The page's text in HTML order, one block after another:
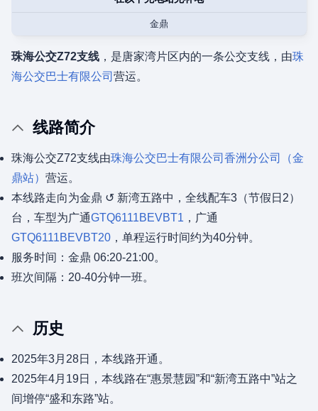
金鼎
珠海公交Z72支线 ，是唐家湾片区内的一条公交支线，由珠
海公交巴士有限公司 营运。
线路简介
珠海公交Z72支线由珠海公交巴士有限公司 香洲分公司（金
鼎站） 营运。
本线路走向为金鼎 ↺ 新湾五路中，全线配车3（节假日2）
台，车型为广通GTQ6111BEVBT1 ，广通
GTQ6111BEVBT20 ，单程运行时间约为40分钟。
服务时间：金鼎 06:20-21:00。
班次间隔：20-40分钟一班。
历史
2025年3月28日，本线路开通。
2025年4月19日，本线路在“惠景慧园”和“新湾五路中”站之
间增停“盛和东路”站。